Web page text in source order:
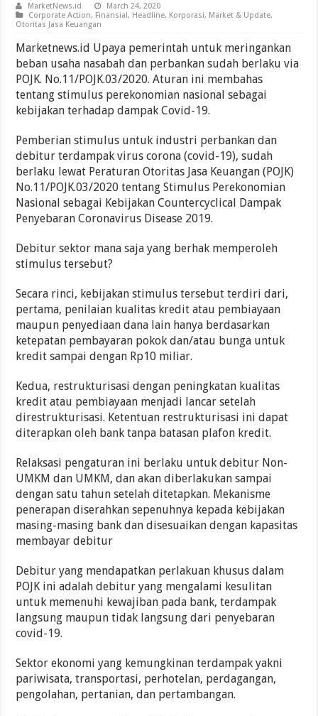
MarketNews.id
March 24, 2020
Corporate Action, Finansial, Headline, Korporasi, Market & Update,
Otoritas Jasa Keuangan
Marketnews.id Upaya pemerintah untuk meringankan
beban usaha nasabah dan perbankan sudah berlaku via
POJK. No.11/POJK.03/2020. Aturan ini membahas
tentang stimulus perekonomian nasional sebagai
kebijakan terhadap dampak Covid-19.
Pemberian stimulus untuk industri perbankan dan
debitur terdampak virus corona (covid-19), sudah
berlaku lewat Peraturan Otoritas Jasa Keuangan (POJK)
No.11/POJK.03/2020 tentang Stimulus Perekonomian
Nasional sebagai Kebijakan Countercyclical Dampak
Penyebaran Coronavirus Disease 2019.
Debitur sektor mana saja yang berhak memperoleh
stimulus tersebut?
Secara rinci, kebijakan stimulus tersebut terdiri dari,
pertama, penilaian kualitas kredit atau pembiayaan
maupun penyediaan dana lain hanya berdasarkan
ketepatan pembayaran pokok dan/atau bunga untuk
kredit sampai dengan Rp10 miliar.
Kedua, restrukturisasi dengan peningkatan kualitas
kredit atau pembiayaan menjadi lancar setelah
direstrukturisasi. Ketentuan restrukturisasi ini dapat
diterapkan oleh bank tanpa batasan plafon kredit.
Relaksasi pengaturan ini berlaku untuk debitur Non-
UMKM dan UMKM, dan akan diberlakukan sampai
dengan satu tahun setelah ditetapkan. Mekanisme
penerapan diserahkan sepenuhnya kepada kebijakan
masing-masing bank dan disesuaikan dengan kapasitas
membayar debitur
Debitur yang mendapatkan perlakuan khusus dalam
POJK ini adalah debitur yang mengalami kesulitan
untuk memenuhi kewajiban pada bank, terdampak
langsung maupun tidak langsung dari penyebaran
covid-19.
Sektor ekonomi yang kemungkinan terdampak yakni
pariwisata, transportasi, perhotelan, perdagangan,
pengolahan, pertanian, dan pertambangan.